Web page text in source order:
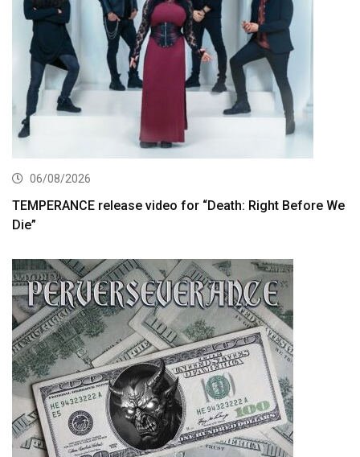
06/08/2026
TEMPERANCE release video for “Death: Right Before We
Die”